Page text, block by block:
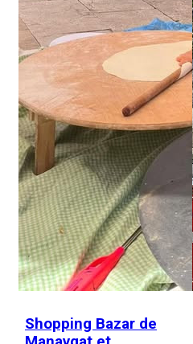
Shopping Bazar de